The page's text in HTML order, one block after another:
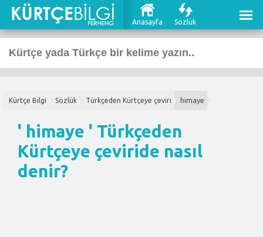
Anasayfa Sözlük
Kürtçe Bilgi Sözlük Türkçeden Kürtçeye çeviri himaye
' himaye ' Türkçeden
Kürtçeye çeviride nasıl
denir?